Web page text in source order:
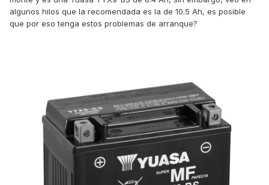
algunos hilos que la recomendada es la de 10.5 Ah, es posible
que por eso tenga estos problemas de arranque?